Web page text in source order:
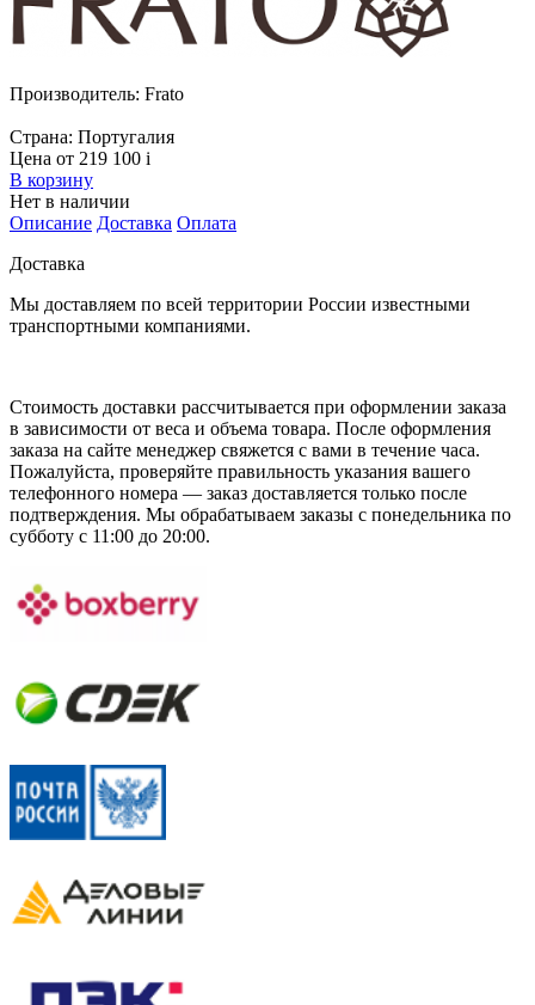
Производитель: Frato
Страна: Португалия
Цена от 219 100 i
В корзину
Нет в наличии
Описание Доставка Оплата
Доставка
Мы доставляем по всей территории России известными
транспортными компаниями.
Стоимость доставки рассчитывается при оформлении заказа
в зависимости от веса и объема товара. После оформления
заказа на сайте менеджер свяжется с вами в течение часа.
Пожалуйста, проверяйте правильность указания вашего
телефонного номера — заказ доставляется только после
подтверждения. Мы обрабатываем заказы с понедельника по
субботу с 11:00 до 20:00.